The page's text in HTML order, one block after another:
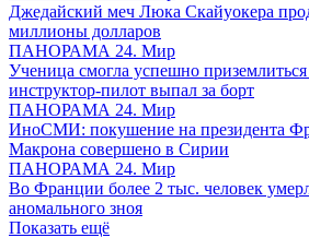
Джедайский меч Люка Скайуокера
миллионы долларов
ПАНОРАМА 24. Мир
Ученица смогла успешно приземлиться
инструктор-пилот выпал за борт
ПАНОРАМА 24. Мир
ИноСМИ: покушение на президента
Макрона совершено в Сирии
ПАНОРАМА 24. Мир
Во Франции более 2 тыс. человек
аномального зноя
Показать ещё